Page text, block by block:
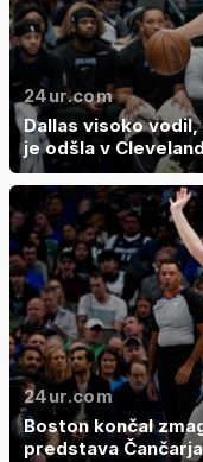
24ur.com
Dallas visoko
je odšla v Cleveland
24ur.com
Boston končal
predstava Čančarja